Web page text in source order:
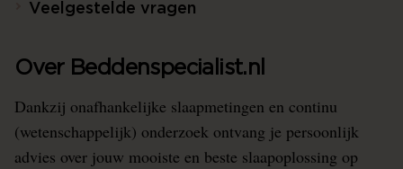
Veelgestelde vragen
Over Beddenspecialist.nl
Dankzij onafhankelijke slaapmetingen en continu
(wetenschappelijk) onderzoek ontvang je persoonlijk
advies over jouw mooiste en beste slaapoplossing op